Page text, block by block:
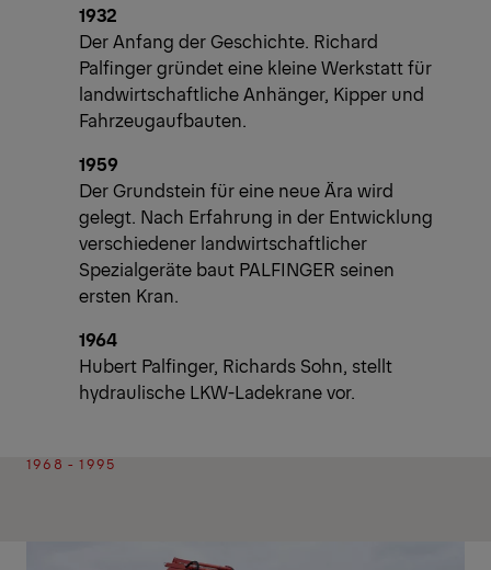
1932
Der Anfang der Geschichte. Richard
Palfinger gründet eine kleine Werkstatt für
landwirtschaftliche Anhänger, Kipper und
Fahrzeugaufbauten.
1959
Der Grundstein für eine neue Ära wird
gelegt. Nach Erfahrung in der Entwicklung
verschiedener landwirtschaftlicher
Spezialgeräte baut PALFINGER seinen
ersten Kran.
1964
Hubert Palfinger, Richards Sohn, stellt
hydraulische LKW-Ladekrane vor.
1968 - 1995